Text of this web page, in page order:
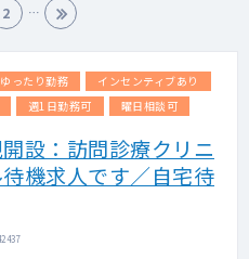
2
ゆったり勤務
インセンティブあり
週1日勤務可 曜日相談可
設：訪問診療クリニ
機求人です／自宅待